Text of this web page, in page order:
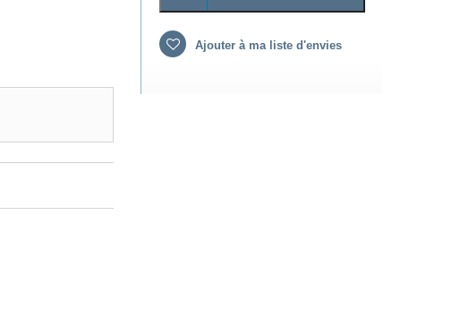
Ajouter à ma liste d'envies